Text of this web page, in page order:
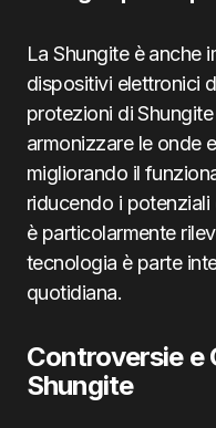
La Shungite è anche
dispositivi elettronici
protezioni di
armonizzare le onde
migliorando il
riducendo i
è particolarmente
tecnologia è parte
quotidiana.
Controversie e
Shungite